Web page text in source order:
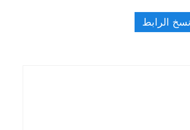
نسخ الرابط